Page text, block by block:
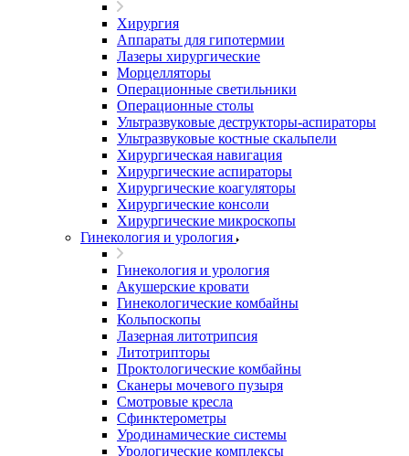
Хирургия
Аппараты для гипотермии
Лазеры хирургические
Морцелляторы
Операционные светильники
Операционные столы
Ультразвуковые деструкторы-аспираторы
Ультразвуковые костные скальпели
Хирургическая навигация
Хирургические аспираторы
Хирургические коагуляторы
Хирургические консоли
Хирургические микроскопы
Гинекология и урология
Гинекология и урология
Акушерские кровати
Гинекологические комбайны
Кольпоскопы
Лазерная литотрипсия
Литотрипторы
Проктологические комбайны
Сканеры мочевого пузыря
Смотровые кресла
Сфинктерометры
Уродинамические системы
Урологические комплексы